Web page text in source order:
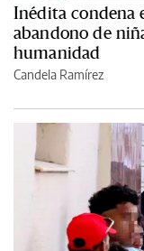
Inédita condena
abandono de
humanidad
Candela Ramírez